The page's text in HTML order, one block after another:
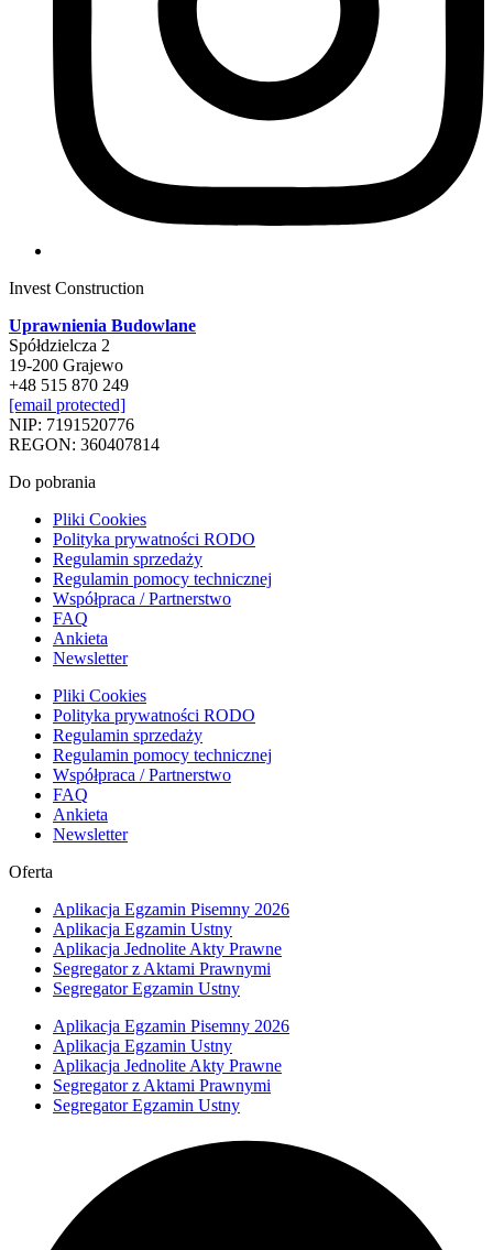
Invest Construction
Uprawnienia Budowlane
Spółdzielcza 2
19-200 Grajewo
+48 515 870 249
[email protected]
NIP: 7191520776
REGON: 360407814
Do pobrania
Pliki Cookies
Polityka prywatności RODO
Regulamin sprzedaży
Regulamin pomocy technicznej
Współpraca / Partnerstwo
FAQ
Ankieta
Newsletter
Pliki Cookies
Polityka prywatności RODO
Regulamin sprzedaży
Regulamin pomocy technicznej
Współpraca / Partnerstwo
FAQ
Ankieta
Newsletter
Oferta
Aplikacja Egzamin Pisemny 2026
Aplikacja Egzamin Ustny
Aplikacja Jednolite Akty Prawne
Segregator z Aktami Prawnymi
Segregator Egzamin Ustny
Aplikacja Egzamin Pisemny 2026
Aplikacja Egzamin Ustny
Aplikacja Jednolite Akty Prawne
Segregator z Aktami Prawnymi
Segregator Egzamin Ustny